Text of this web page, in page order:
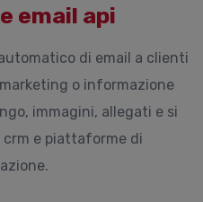
email api
di email a clienti
o informazione
immagini, allegati e si
e piattaforme di